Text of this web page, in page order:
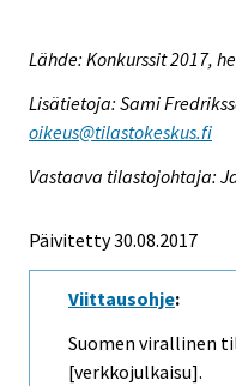
Lähde: Konkurssit 2017,
Lisätietoja: Sami
oikeus@tilastokeskus.fi
Vastaava tilastojohtaja:
Päivitetty 30.08.2017
Viittausohje:
Suomen virallinen
[verkkojulkaisu].